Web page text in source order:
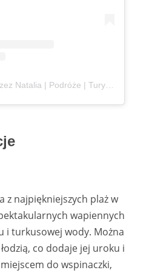
Post udostępniony przez Natalia | Podróże | Turystyka | Social Media (@podroznaetacie)
z najpiękniejszych plaż w
wapiennych
i turkusowej wody. Można
co dodaje jej uroku i
do wspinaczki,